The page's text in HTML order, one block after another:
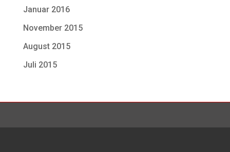
Januar 2016
November 2015
August 2015
Juli 2015